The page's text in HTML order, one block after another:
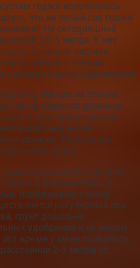
годжи исполнилось
что на пятый год годжи
На сегодняшний
2,5-3 метра. У них
зеленые листики,
стебли — тонкие,
ветвей светло-коричневая.
так как на стволе
части) имеются длинные
в два параллельных
дорожка около
урожая). Расстояние
около метра.
годжи в средней полосе не
и формировать, я
подвязываю гибкие
регулярный при
грунт довольно
удобрений я не вношу.
это время у меня появилось
2-3 метра от